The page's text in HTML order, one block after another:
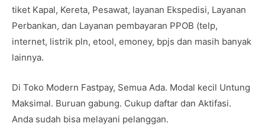
tiket Kapal, Kereta, Pesawat, layanan Ekspedisi, Layanan
Perbankan, dan Layanan pembayaran PPOB (telp,
internet, listrik pln, etool, emoney, bpjs dan masih banyak
lainnya.
Di Toko Modern Fastpay, Semua Ada. Modal kecil Untung
Maksimal. Buruan gabung. Cukup daftar dan Aktifasi.
Anda sudah bisa melayani pelanggan.